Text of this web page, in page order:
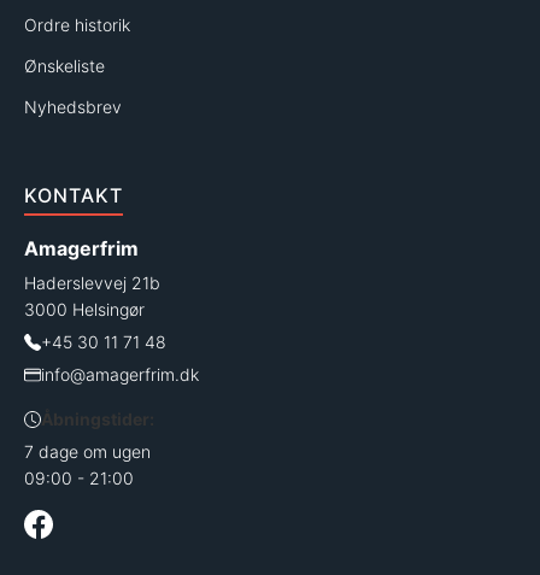
Ordre historik
Ønskeliste
Nyhedsbrev
KONTAKT
Amagerfrim
Haderslevvej 21b
3000 Helsingør
+45 30 11 71 48
info@amagerfrim.dk
Åbningstider:
7 dage om ugen
09:00 - 21:00